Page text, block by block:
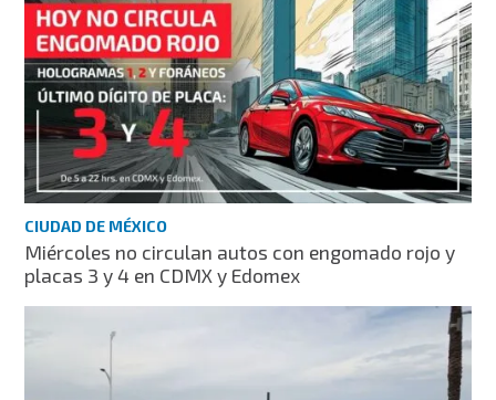
CIUDAD DE MÉXICO
Miércoles no circulan autos con engomado rojo y
placas 3 y 4 en CDMX y Edomex